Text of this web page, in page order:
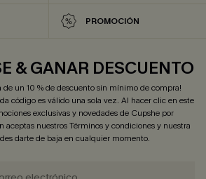
PROMOCIÓN
& GANAR DESCUENTO
de un 10 % de descuento sin mínimo de compra!
código es válido una sola vez. Al hacer clic en este
exclusivas y novedades de Cupshe por
aceptas nuestrosTérminos y condicionesy nuestra
darte de baja en cualquier momento.